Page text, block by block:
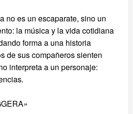
no es un escaparate, sino un
la música y la vida cotidiana
forma a una historia
de sus compañeros sienten
interpreta a un personaje: